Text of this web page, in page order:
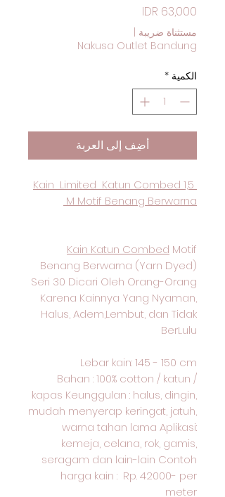
مستثناة ضريبة
Nakusa Outlet Bandung
الكمية *
أضِف إلى العربة
Kain Limited Katun Combed 1,5
M Motif Benang Berwarna
Kain Katun Combed Motif
Benang Berwarna (Yarn Dyed)
Seri 30 Dicari Oleh Orang-Orang
Karena Kainnya Yang Nyaman,
Halus, Adem,Lembut, dan Tidak
BerLulu
Lebar kain: 145 - 150 cm
Bahan : 100% cotton / katun /
kapas Keunggulan : halus, dingin,
mudah menyerap keringat, jatuh,
warna tahan lama Aplikasi:
kemeja, celana, rok, gamis,
seragam dan lain-lain Contoh
harga kain : Rp. 42000- per
meter